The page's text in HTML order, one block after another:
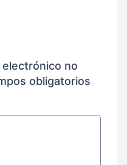
no
obligatorios